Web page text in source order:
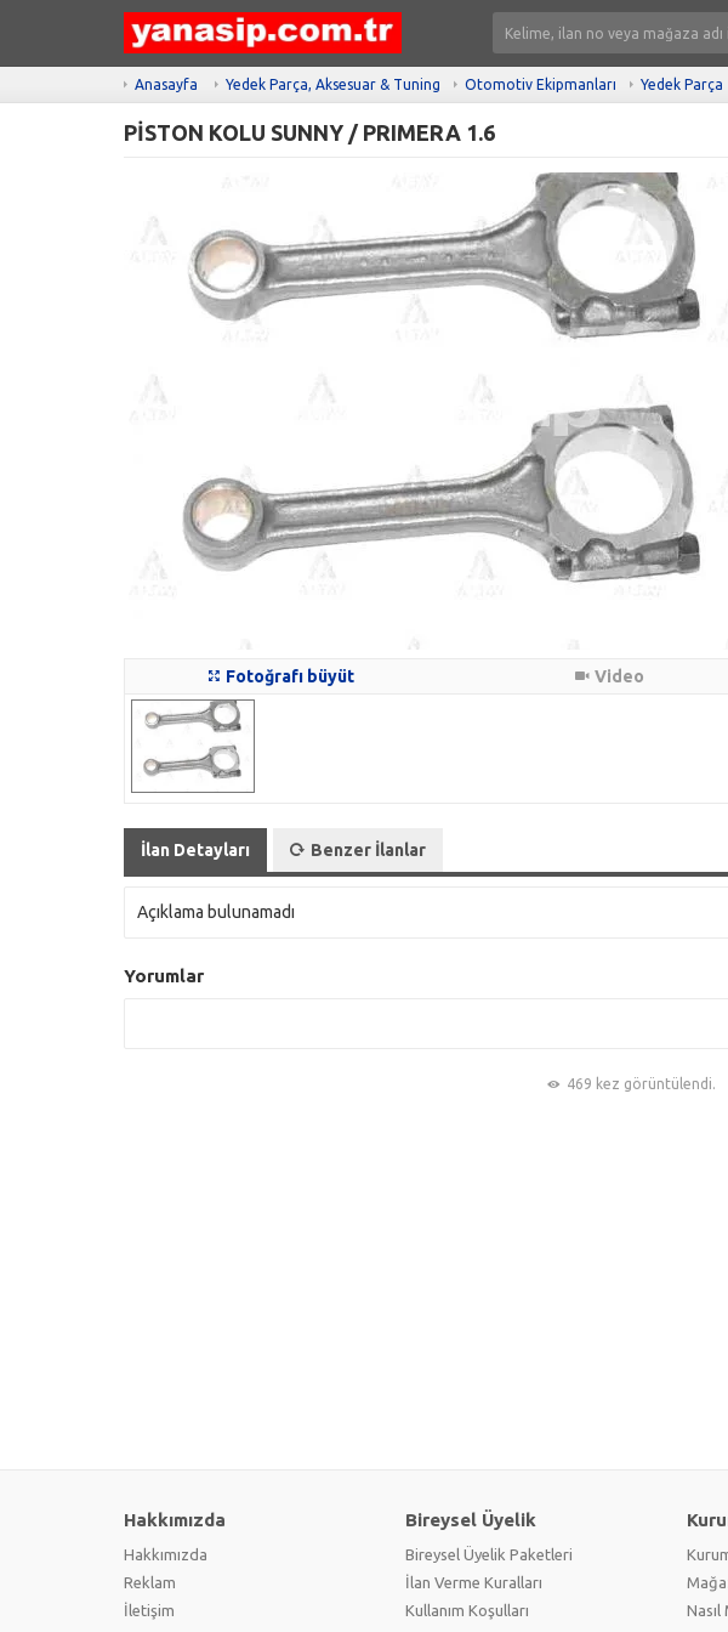
Anasayfa Yedek Parça, Aksesuar & Tuning Otomotiv Ekipmanları Yedek Parça
PİSTON KOLU SUNNY / PRIMERA 1.6
Fotoğrafı büyüt Video
İlan Detayları Benzer İlanlar
Açıklama bulunamadı
Yorumlar
469 kez görüntülendi.
Hakkımızda
Hakkımızda
Reklam
İletişim
Bireysel Üyelik
Bireysel Üyelik Paketleri
İlan Verme Kuralları
Kullanım Koşulları